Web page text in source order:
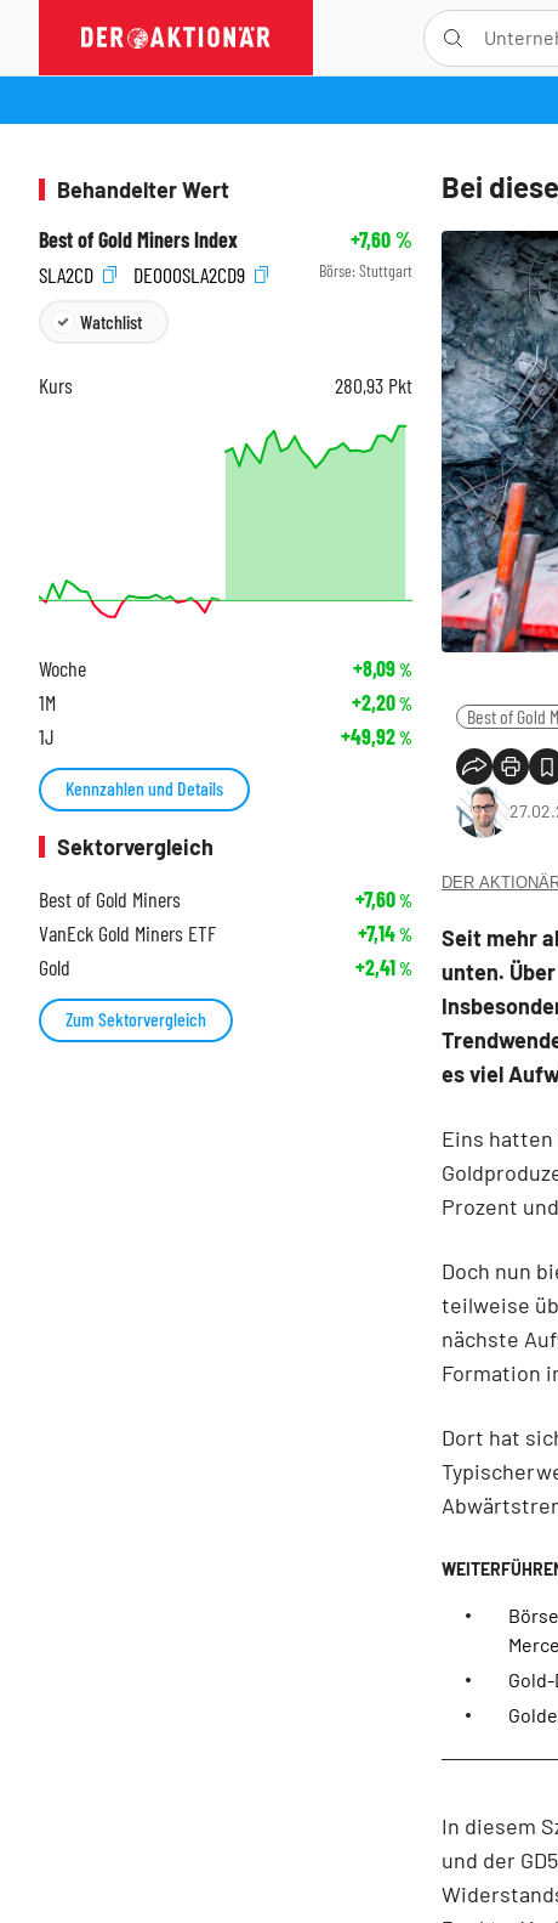
Bei
Best of Gold
DER
Seit mehr
unten.
es viel
Eins hatten
Prozent
Doch nun
teilweise
nächste
Formation
Dort hat
In diesem
und der
Behandelter Wert
Best of Gold Miners Index
+7,60%
SLA2CD
DE000SLA2CD9 Börse: Stuttgart
Watchlist
Kurs 280,93 Pkt
Woche +8,09%
1M +2,20%
1J +49,92%
Kennzahlen und Details
Sektorvergleich
Best of Gold Miners
+7,60%
VanEck Gold Miners ETF +7,14%
Gold +2,41%
Zum Sektorvergleich